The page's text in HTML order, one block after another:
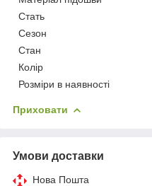
Стать
Сезон
Стан
Колір
Розміри в наявності
Приховати
Умови доставки
Нова Пошта